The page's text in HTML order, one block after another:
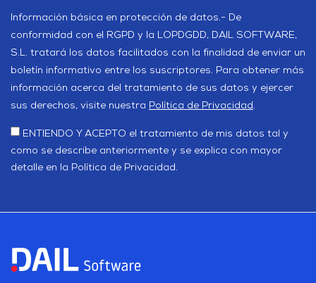
Información básica en protección de datos.- De
conformidad con el RGPD y la LOPDGDD, DAIL SOFTWARE,
S.L. tratará los datos facilitados con la finalidad de enviar un
boletín informativo entre los suscriptores. Para obtener más
información acerca del tratamiento de sus datos y ejercer
sus derechos, visite nuestra Política de Privacidad .
ENTIENDO Y ACEPTO el tratamiento de mis datos tal y
como se describe anteriormente y se explica con mayor
detalle en la Política de Privacidad.